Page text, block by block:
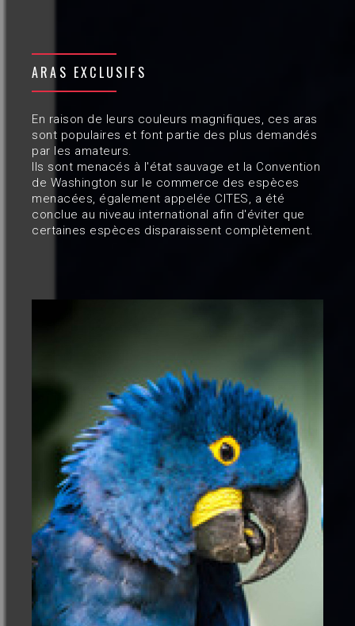
ARAS EXCLUSIFS
En raison de leurs couleurs magnifiques, ces aras
sont populaires et font partie des plus demandés
par les amateurs.
Ils sont menacés à l'état sauvage et la Convention
de Washington sur le commerce des espèces
menacées, également appelée CITES, a été
conclue au niveau international afin d'éviter que
certaines espèces disparaissent complètement.